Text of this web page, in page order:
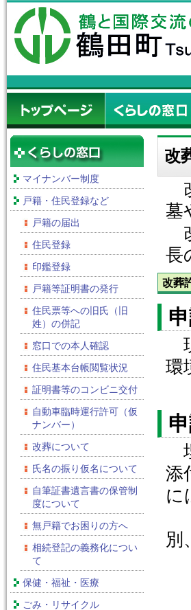
マイナンバー制度
戸籍・住民登録など
戸籍の届出
住民登録
印鑑登録
戸籍等証明書の発行
住民票等への旧氏（旧
姓）の併記
窓口での本人確認
住民基本台帳閲覧状況
証明書等のコンビニ交付
自動車臨時運行許可（仮
ナンバー）
改葬について
氏名の振り仮名について
自筆証書遺言書の保管制
度について
無戸籍でお困りの方へ
相続登記の義務化につい
て
保健・福祉・医療
ごみ・リサイクル
改
墓
長
改葬
環
添
に
別